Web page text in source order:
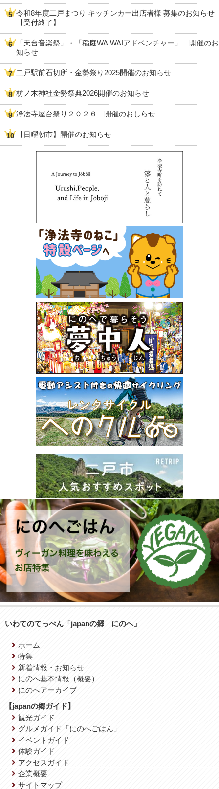
令和8年度二戸まつり キッチンカー出店者様 募集のお知らせ
【受付終了】
「天台音楽祭」・「稲庭WAIWAIアドベンチャー」 開催のお
知らせ
二戸駅前石切所・金勢祭り2025開催のお知らせ
枋ノ木神社金勢祭典2026開催のお知らせ
浄法寺屋台祭り２０２６ 開催のおしらせ
【日曜朝市】開催のお知らせ
いわてのてっぺん「japanの郷 にのへ」
ホーム
特集
新着情報・お知らせ
にのへ基本情報（概要）
にのへアーカイブ
【japanの郷ガイド】
観光ガイド
グルメガイド「にのへごはん」
イベントガイド
体験ガイド
アクセスガイド
企業概要
サイトマップ